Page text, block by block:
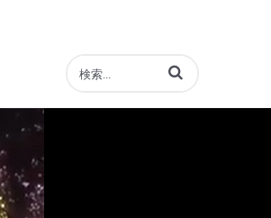
動画の検索語句を入力